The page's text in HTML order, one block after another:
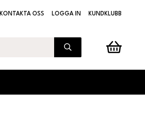
KONTAKTA OSS LOGGA IN KUNDKLUBB